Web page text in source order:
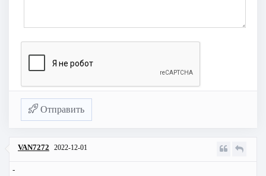
Отправить
VAN7272 2022-12-01
-